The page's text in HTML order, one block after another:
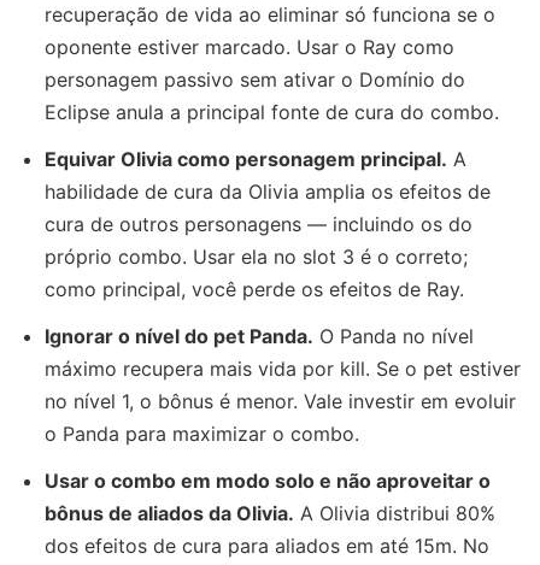
recuperação de vida ao eliminar só funciona se o
oponente estiver marcado. Usar o Ray como
personagem passivo sem ativar o Domínio do
Eclipse anula a principal fonte de cura do combo.
Equivar Olivia como personagem principal. A
habilidade de cura da Olivia amplia os efeitos de
cura de outros personagens — incluindo os do
próprio combo. Usar ela no slot 3 é o correto;
como principal, você perde os efeitos de Ray.
Ignorar o nível do pet Panda. O Panda no nível
máximo recupera mais vida por kill. Se o pet estiver
no nível 1, o bônus é menor. Vale investir em evoluir
o Panda para maximizar o combo.
Usar o combo em modo solo e não aproveitar o
bônus de aliados da Olivia. A Olivia distribui 80%
dos efeitos de cura para aliados em até 15m. No